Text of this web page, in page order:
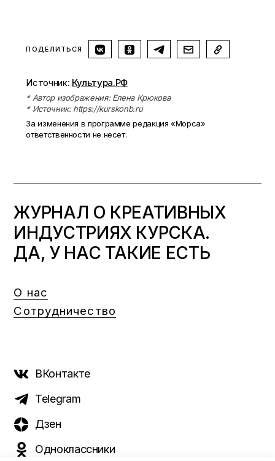
ПОДЕЛИТЬСЯ
Источник: Культура.РФ
* Автор изображения: Елена Крюкова
* Источник: https://kurskonb.ru
За изменения в программе редакция «Морса»
ответственности не несет.
ЖУРНАЛ О КРЕАТИВНЫХ
ИНДУСТРИЯХ КУРСКА.
ДА, У НАС ТАКИЕ ЕСТЬ
О нас
Сотрудничество
ВКонтакте
Telegram
Дзен
Одноклассники